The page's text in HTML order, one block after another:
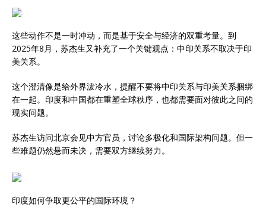
这些动作不是一时冲动，而是基于安全与经济的双重考量。到
2025年8月，苏杰生又补充了一个关键观点：中印关系不取决于印
美关系。
这个澄清像是给外界泼冷水，提醒不要将中印关系与印美关系捆绑
在一起。印度和中国都在重塑全球秩序，也都需要面对彼此之间的
现实问题。
苏杰生访问北京会见中方官员，讨论多极化和国际架构问题。但一
些难题仍然悬而未决，需要双方继续努力。
印度如何争取更公平的国际环境？